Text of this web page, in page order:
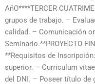
AñO****TERCER
grupos de trabajo. –
calidad. – Comunicación
Seminario.**PROYECTO
**Requisitos de
superior. – Curriculum
del DNI. – Poseer título de